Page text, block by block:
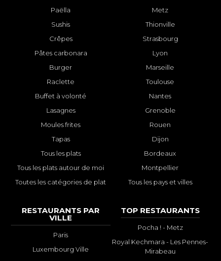
Paëlla
Sushis
Crêpes
Pâtes carbonara
Burger
Raclette
Buffet à volonté
Lasagnes
Moules frites
Tapas
Tous les plats
Tous les plats autour de moi
Toutes les catégories de plat
Metz
Thionville
Strasbourg
Lyon
Marseille
Toulouse
Nantes
Grenoble
Rouen
Dijon
Bordeaux
Montpellier
Tous les pays et villes
RESTAURANTS PAR
VILLE
Paris
Luxembourg Ville
TOP RESTAURANTS
Pocha ! - Metz
Royal Kechmara - Les Pennes-
Mirabeau